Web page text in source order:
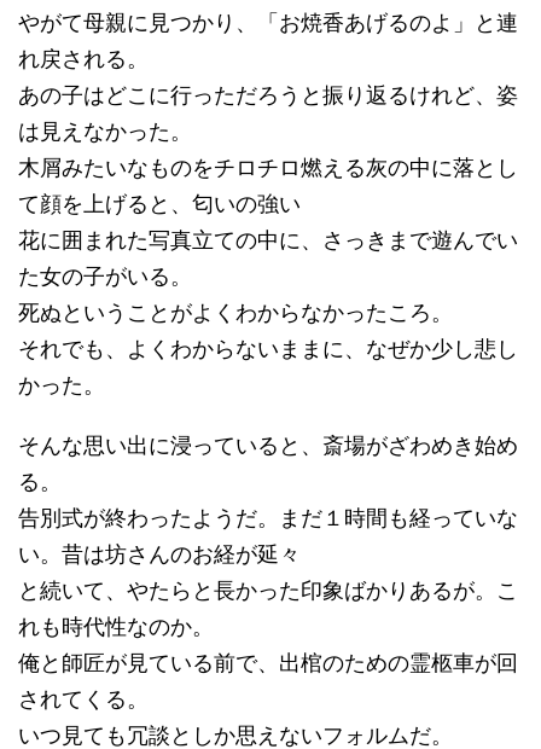
やがて母親に見つかり、「お焼香あげるのよ」と連
れ戻される。
あの子はどこに行っただろうと振り返るけれど、姿
は見えなかった。
木屑みたいなものをチロチロ燃える灰の中に落とし
て顔を上げると、匂いの強い
花に囲まれた写真立ての中に、さっきまで遊んでい
た女の子がいる。
死ぬということがよくわからなかったころ。
それでも、よくわからないままに、なぜか少し悲し
かった。
そんな思い出に浸っていると、斎場がざわめき始め
る。
告別式が終わったようだ。まだ１時間も経っていな
い。昔は坊さんのお経が延々
と続いて、やたらと長かった印象ばかりあるが。こ
れも時代性なのか。
俺と師匠が見ている前で、出棺のための霊柩車が回
されてくる。
いつ見ても冗談としか思えないフォルムだ。